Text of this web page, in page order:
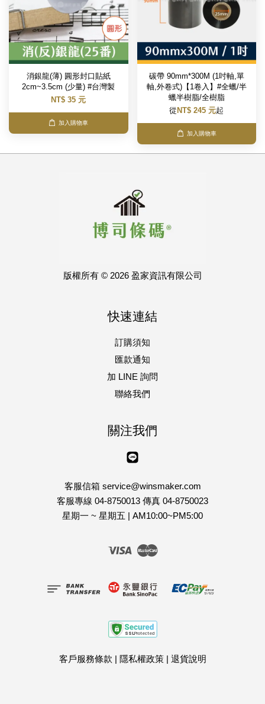
消銀龍(薄) 圓形封口貼紙
2cm~3.5cm (少量) #台灣製
NT$ 35 元
加入購物車
碳帶 90mm*300M (1吋軸,單
軸,外卷式)【1卷入】#全蠟/半
蠟半樹脂/全樹脂
從 NT$ 245 元起
加入購物車
版權所有 © 2026 盈家資訊有限公司
快速連結
訂購須知
匯款通知
加 LINE 詢問
聯絡我們
關注我們
客服信箱 service@winsmaker.com
客服專線 04-8750013 傳真 04-8750023
星期一 ~ 星期五 | AM10:00~PM5:00
Visa Master
客戶服務條款 | 隱私權政策| 退貨說明